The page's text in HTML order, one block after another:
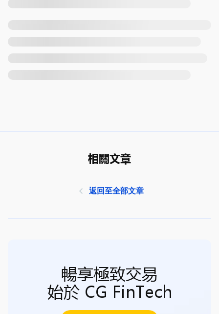
相關文章
返回至全部文章
暢享極致交易
始於 CG FinTech